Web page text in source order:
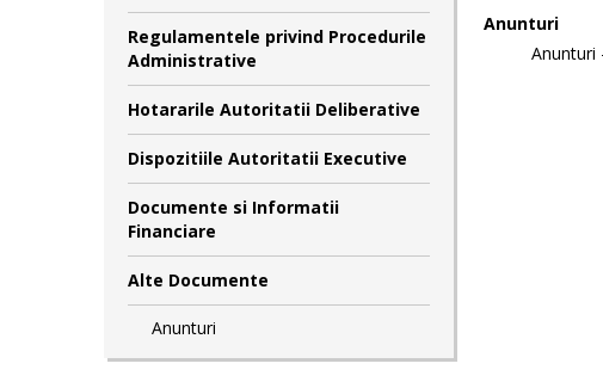
Regulamentele privind Procedurile
Administrative
Hotararile Autoritatii Deliberative
Dispozitiile Autoritatii Executive
Documente si Informatii
Financiare
Alte Documente
Anunturi
Anunturi
Anunturi